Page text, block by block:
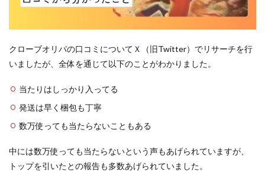
クローブオリパの口コミについてＸ（旧Twitter）でリサーチを行
いましたが、全体を通じて以下のことがわかりました。
当たりはしっかり入ってる
発送は早く梱包も丁寧
数万使っても当たらないこともある
中には数万使っても当たらないという声もあげられていますが、
トップを引いたとの報告も多数あげられていました。